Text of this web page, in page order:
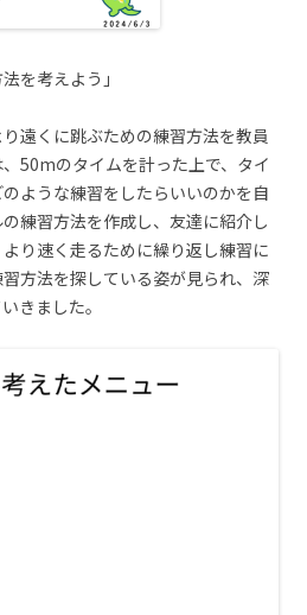
を考えよう」
遠くに跳ぶための練習方法を教員
50mのタイムを計った上で、タイ
ような練習をしたらいいのかを自
練習方法を作成し、友達に紹介し
り速く走るために繰り返し練習に
方法を探している姿が見られ、深
きました。